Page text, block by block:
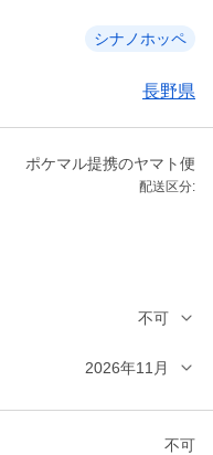
シナノホッペ
長野県
ポケマル提携のヤマト便
配送区分:
不可
2026年11月
不可